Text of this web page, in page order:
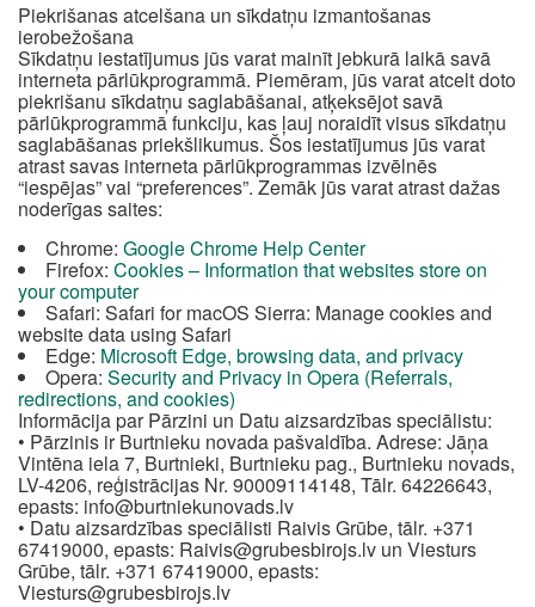
Piekrišanas atcelšana un sīkdatņu izmantošanas
ierobežošana
Sīkdatņu iestatījumus jūs varat mainīt jebkurā laikā savā
interneta pārlūkprogrammā. Piemēram, jūs varat atcelt doto
piekrišanu sīkdatņu saglabāšanai, atķeksējot savā
pārlūkprogrammā funkciju, kas ļauj noraidīt visus sīkdatņu
saglabāšanas priekšlikumus. Šos iestatījumus jūs varat
atrast savas interneta pārlūkprogrammas izvēlnēs
“iespējas” vai “preferences”. Zemāk jūs varat atrast dažas
noderīgas saites:
Chrome: Google Chrome Help Center
Firefox: Cookies – Information that websites store on
your computer
Safari: Safari for macOS Sierra: Manage cookies and
website data using Safari
Edge: Microsoft Edge, browsing data, and privacy
Opera: Security and Privacy in Opera (Referrals,
redirections, and cookies)
Informācija par Pārzini un Datu aizsardzības speciālistu:
• Pārzinis ir Burtnieku novada pašvaldība. Adrese: Jāņa
Vintēna iela 7, Burtnieki, Burtnieku pag., Burtnieku novads,
LV-4206, reģistrācijas Nr. 90009114148, Tālr. 64226643,
epasts: info@burtniekunovads.lv
• Datu aizsardzības speciālisti Raivis Grūbe, tālr. +371
67419000, epasts: Raivis@grubesbirojs.lv un Viesturs
Grūbe, tālr. +371 67419000, epasts:
Viesturs@grubesbirojs.lv